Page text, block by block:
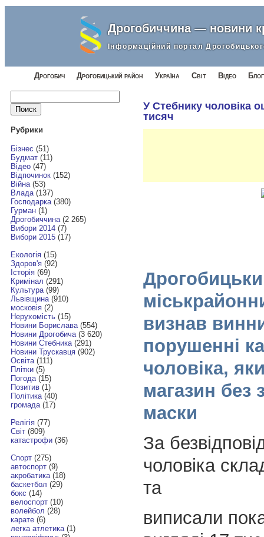
Дрогобиччина — новини
Інформаційний портал
Дрогобич Дрогобицький район Україна Світ Відео
Найти:
Рубрики
Бізнес (51)
Будмат(11)
Відео(47)
Відпочинок(152)
Війна(53)
Влада(137)
Господарка(380)
Гурман(1)
Дрогобиччина(2 265)
Вибори 2014(7)
Вибори 2015(17)
Екологія(15)
Здоров'я(92)
Історія(69)
Кримінал (291)
Культура(99)
Львівщина(910)
московія(2)
Нерухомість(15)
Новини Борислава(554)
Новини Дрогобича(3 620)
Новини Стебника(291)
Новини Трускавця(902)
Освіта(111)
Плітки(5)
Погода(15)
Позитив(1)
Політика(40)
громада(17)
Релігія(77)
Світ(809)
катастрофи(36)
Спорт(275)
автоспорт(9)
акробатика(18)
баскетбол (29)
бокс (14)
велоспорт(10)
волейбол (28)
карате(6)
легка атлетика(1)
У Стебнику чоловіка
тисяч
визнав
порушенні
чоловіка,
магазин без
маски
За
чоловіка
та
виписали